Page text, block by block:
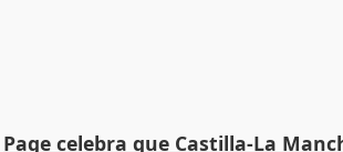
Page celebra que Castilla-La